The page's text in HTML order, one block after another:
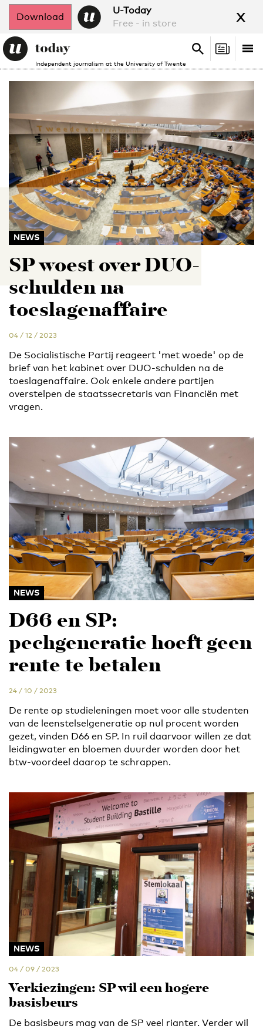
Download
U-Today
Free - in store
x
Independent journalism at the University of Twente
Search
Search
NEWS
SP woest over DUO-
schulden na
toeslagenaffaire
04 / 12 / 2023
De Socialistische Partij reageert 'met woede' op de
brief van het kabinet over DUO-schulden na de
toeslagenaffaire. Ook enkele andere partijen
overstelpen de staatssecretaris van Financiën met
vragen.
NEWS
D66 en SP:
pechgeneratie hoeft geen
rente te betalen
24 / 10 / 2023
De rente op studieleningen moet voor alle studenten
van de leenstelselgeneratie op nul procent worden
gezet, vinden D66 en SP. In ruil daarvoor willen ze dat
leidingwater en bloemen duurder worden door het
btw-voordeel daarop te schrappen.
NEWS
04 / 09 / 2023
Verkiezingen: SP wil een hogere
basisbeurs
De basisbeurs mag van de SP veel rianter. Verder wil